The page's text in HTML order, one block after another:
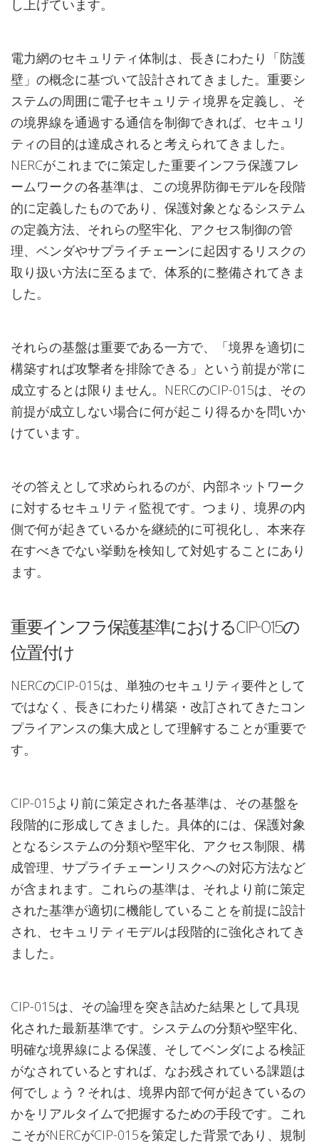
し上げています。
電力網のセキュリティ体制は、長きにわたり「防護
壁」の概念に基づいて設計されてきました。重要シ
ステムの周囲に電子セキュリティ境界を定義し、そ
の境界線を通過する通信を制御できれば、セキュリ
ティの目的は達成されると考えられてきました。
NERCがこれまでに策定した重要インフラ保護フレ
ームワークの各基準は、この境界防御モデルを段階
的に定義したものであり、保護対象となるシステム
の定義方法、それらの堅牢化、アクセス制御の管
理、ベンダやサプライチェーンに起因するリスクの
取り扱い方法に至るまで、体系的に整備されてきま
した。
それらの基盤は重要である一方で、「境界を適切に
構築すれば攻撃者を排除できる」という前提が常に
成立するとは限りません。NERCのCIP-015は、その
前提が成立しない場合に何が起こり得るかを問いか
けています。
その答えとして求められるのが、内部ネットワーク
に対するセキュリティ監視です。つまり、境界の内
側で何が起きているかを継続的に可視化し、本来存
在すべきでない挙動を検知して対処することにあり
ます。
重要インフラ保護基準におけるCIP-015の
位置付け
NERCのCIP-015は、単独のセキュリティ要件として
ではなく、長きにわたり構築・改訂されてきたコン
プライアンスの集大成として理解することが重要で
す。
CIP-015より前に策定された各基準は、その基盤を
段階的に形成してきました。具体的には、保護対象
となるシステムの分類や堅牢化、アクセス制限、構
成管理、サプライチェーンリスクへの対応方法など
が含まれます。これらの基準は、それより前に策定
された基準が適切に機能していることを前提に設計
され、セキュリティモデルは段階的に強化されてき
ました。
CIP-015は、その論理を突き詰めた結果として具現
化された最新基準です。システムの分類や堅牢化、
明確な境界線による保護、そしてベンダによる検証
がなされているとすれば、なお残されている課題は
何でしょう？それは、境界内部で何が起きているの
かをリアルタイムで把握するための手段です。これ
こそがNERCがCIP-015を策定した背景であり、規制